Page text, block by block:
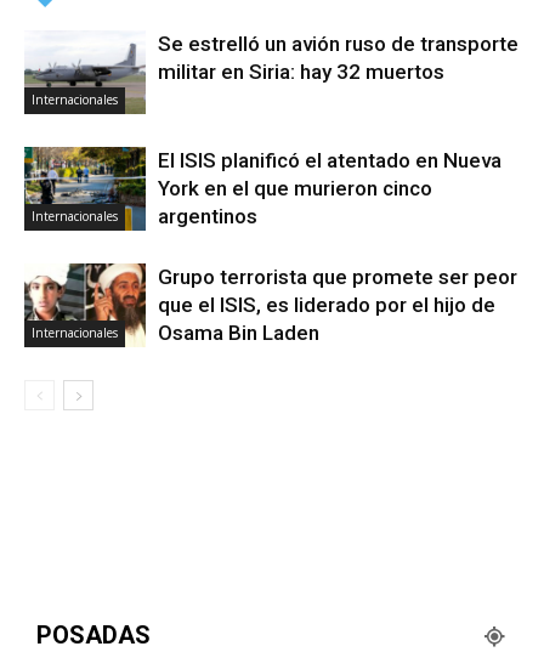
Internacionales
Se estrelló un avión ruso de transporte
militar en Siria: hay 32 muertos
Internacionales
El ISIS planificó el atentado en Nueva
York en el que murieron cinco
argentinos
Internacionales
Grupo terrorista que promete ser peor
que el ISIS, es liderado por el hijo de
Osama Bin Laden
POSADAS